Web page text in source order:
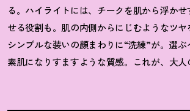
る。ハイライトには、チークを肌から浮かせ
せる役割も。肌の内側からにじむようなツヤ
シンプルな装いの顔まわりに“洗練”が。選
素肌になりすますような質感。これが、大人